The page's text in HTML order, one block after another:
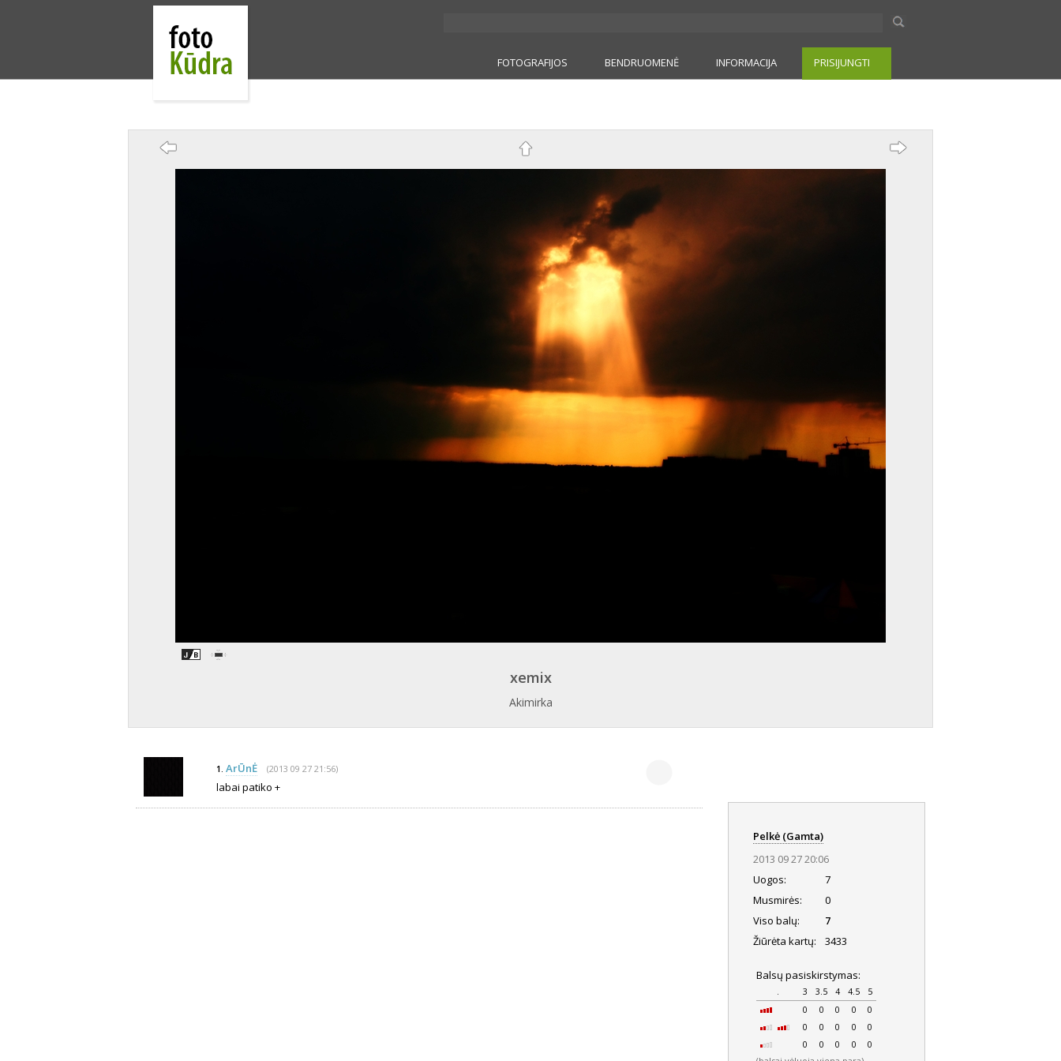
FOTOGRAFIJOS BENDRUOMENĖ INFORMACIJA PRISIJUNGTI
xemix
Akimirka
1. ArŪnĖ (2013 09 27 21:56)
labai patiko +
Pelkė (Gamta)
2013 09 27 20:06
Uogos:
7
Musmirės:
0
Viso balų:
7
Žiūrėta kartų:
3433
Balsų pasiskirstymas:
. 3 3.5 4 4.5
5
0
0 0 0
0
0
0 0 0
0
0
0 0 0 0